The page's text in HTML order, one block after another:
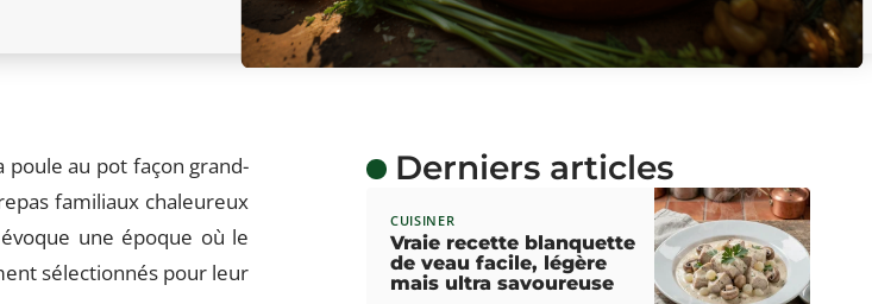
poule au pot façon grand-
familiaux chaleureux
une époque où le
sélectionnés pour leur
Derniers articles
CUISINER
Vraie recette blanquette
de veau facile, légère
mais ultra savoureuse